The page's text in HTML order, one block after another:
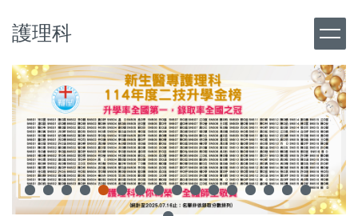
到
主
內
容
區
護理科